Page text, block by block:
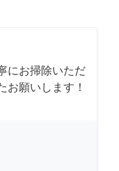
にお掃除いただ
お願いします！